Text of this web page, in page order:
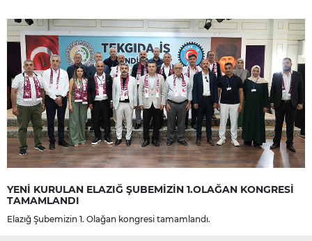
YENİ KURULAN ELAZIĞ ŞUBEMİZİN 1.OLAĞAN KONGRESİ
TAMAMLANDI
Elazığ Şubemizin 1. Olağan kongresi tamamlandı.